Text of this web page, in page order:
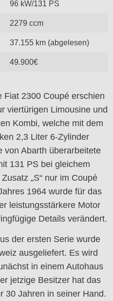
96 kW/131 PS
2279 ccm
37.155 km (abgelesen)
49.900€
Fiat 2300 Coupé erschien
viertürigen Limousine und
Kombi, welche mit dem
2,3 Liter 6-Zylinder
von Abarth überarbeitete
131 PS bei gleichem
„S“ nur im Coupé
1964 wurde für das
leistungsstärkere Motor
Details verändert.
der ersten Serie wurde
ausgeliefert. Es wird
in einem Autohaus
jetzige Besitzer hat das
30 Jahren in seiner Hand.